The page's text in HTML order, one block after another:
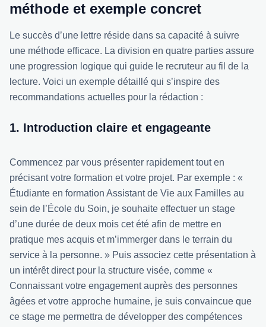
méthode et exemple concret
Le succès d’une lettre réside dans sa capacité à suivre
une méthode efficace. La division en quatre parties assure
une progression logique qui guide le recruteur au fil de la
lecture. Voici un exemple détaillé qui s’inspire des
recommandations actuelles pour la rédaction :
1. Introduction claire et engageante
Commencez par vous présenter rapidement tout en
précisant votre formation et votre projet. Par exemple : «
Étudiante en formation Assistant de Vie aux Familles au
sein de l’École du Soin, je souhaite effectuer un stage
d’une durée de deux mois cet été afin de mettre en
pratique mes acquis et m’immerger dans le terrain du
service à la personne. » Puis associez cette présentation à
un intérêt direct pour la structure visée, comme «
Connaissant votre engagement auprès des personnes
âgées et votre approche humaine, je suis convaincue que
ce stage me permettra de développer des compétences